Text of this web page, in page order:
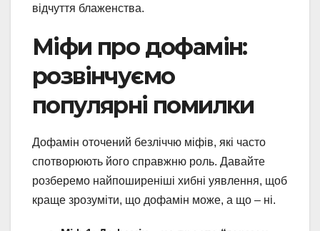
відчуття блаженства.
Міфи про дофамін:
розвінчуємо
популярні помилки
Дофамін оточений безліччю міфів, які часто
спотворюють його справжню роль. Давайте
розберемо найпоширеніші хибні уявлення, щоб
краще зрозуміти, що дофамін може, а що – ні.